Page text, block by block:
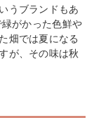
うブランドもあ
がかった色鮮や
畑では夏になる
が、その味は秋